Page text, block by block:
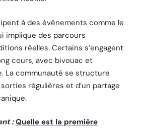
à des événements comme le
implique des parcours
réelles. Certains s’engagent
cours, avec bivouac et
La communauté se structure
régulières et d’un partage
: Quelle est la première